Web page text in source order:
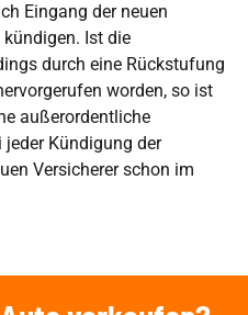
Eingang der neuen
Ist die
durch eine Rückstufung
worden, so ist
außerordentliche
jeder Kündigung der
Versicherer schon im